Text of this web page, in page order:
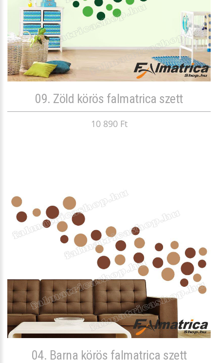
09. Zöld körös falmatrica szett
10 890 Ft
04. Barna körös falmatrica szett